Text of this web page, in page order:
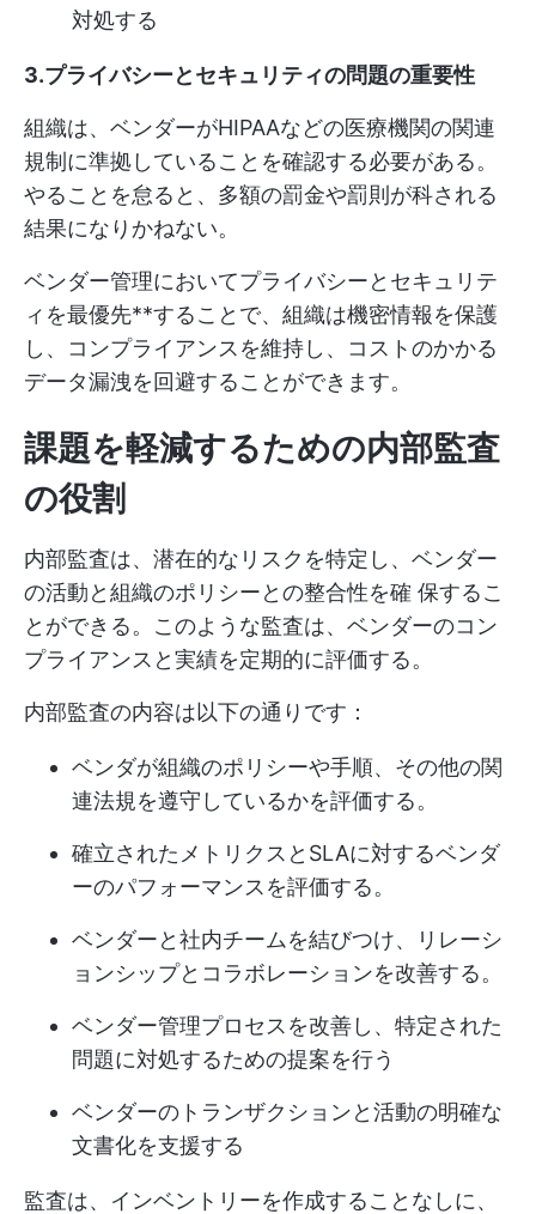
対処する
3.プライバシーとセキュリティの問題の重要性
組織は、ベンダーがHIPAAなどの医療機関の関連
規制に準拠していることを確認する必要がある。
やることを怠ると、多額の罰金や罰則が科される
結果になりかねない。
ベンダー管理においてプライバシーとセキュリテ
ィを最優先**することで、組織は機密情報を保護
し、コンプライアンスを維持し、コストのかかる
データ漏洩を回避することができます。
課題を軽減するための内部監査
の役割
内部監査は、潜在的なリスクを特定し、ベンダー
の活動と組織のポリシーとの整合性を確 保するこ
とができる。このような監査は、ベンダーのコン
プライアンスと実績を定期的に評価する。
内部監査の内容は以下の通りです：
ベンダが組織のポリシーや手順、その他の関
連法規を遵守しているかを評価する。
確立されたメトリクスとSLAに対するベンダ
ーのパフォーマンスを評価する。
ベンダーと社内チームを結びつけ、リレーシ
ョンシップとコラボレーションを改善する。
ベンダー管理プロセスを改善し、特定された
問題に対処するための提案を行う
ベンダーのトランザクションと活動の明確な
文書化を支援する
監査は、インベントリーを作成することなしに、